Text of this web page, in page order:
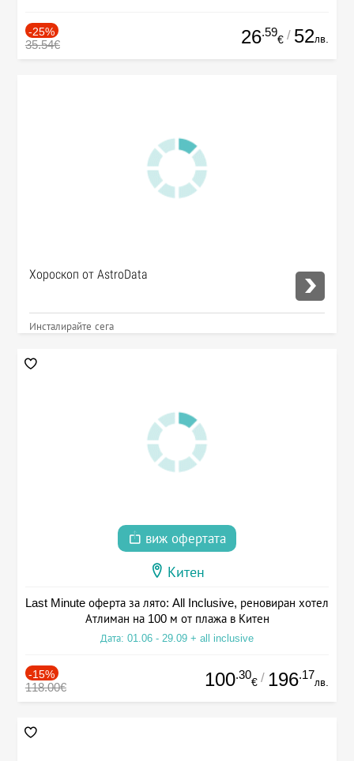
-25%
35.54€ 26.59
€ / 52лв.
Хороскоп от AstroData
Инсталирайте сега
виж офертата
Китен
Last Minute оферта за лято: All Inclusive, реновиран хотел
Атлиман на 100 м от плажа в Китен
Дата: 01.06 - 29.09 + all inclusive
-15%
118.00€ 100.30
€ / 196.17
лв.